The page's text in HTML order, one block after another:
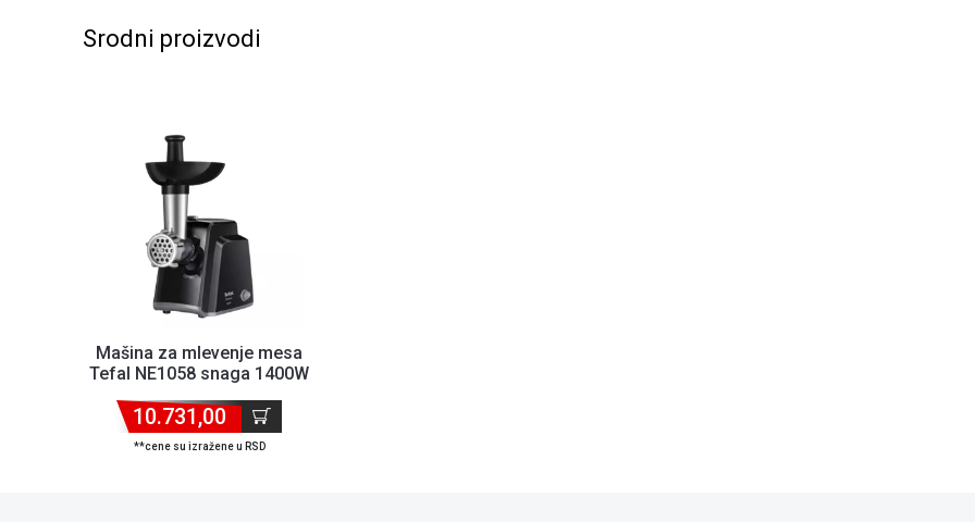
Srodni proizvodi
Mašina za mlevenje mesa
Tefal NE1058 snaga 1400W
10.731,00
**cene su izražene u RSD